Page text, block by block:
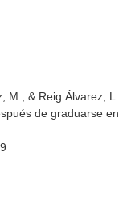
M., & Reig Álvarez, L.
de graduarse en